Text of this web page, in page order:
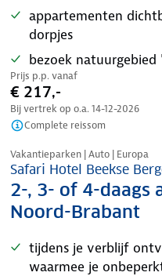
appartementen
dorpjes
bezoek natuurgebied
Prijs p.p. vanaf
€ 217,-
Bij vertrek op o.a. 14-12-2026
Complete reissom
Kinderkorting
Vakantieparken | Auto | Europa
Safari Hotel Beekse
2-, 3- of 4-daags
Noord-Brabant
tijdens je verblijf
waarmee je